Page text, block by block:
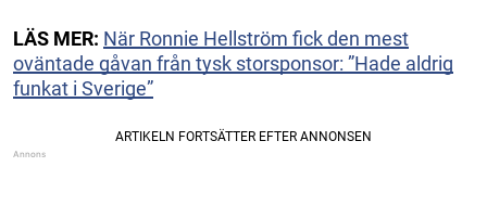
LÄS MER: När Ronnie Hellström fick den mest
oväntade gåvan från tysk storsponsor: ”Hade aldrig
funkat i Sverige”